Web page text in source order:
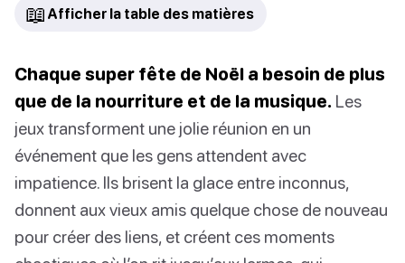
📖 Afficher la table des matières
Chaque super fête de Noël a besoin de plus
que de la nourriture et de la musique. Les
jeux transforment une jolie réunion en un
événement que les gens attendent avec
impatience. Ils brisent la glace entre inconnus,
donnent aux vieux amis quelque chose de nouveau
pour créer des liens, et créent ces moments